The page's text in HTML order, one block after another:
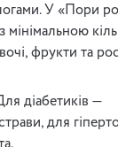
У «Пори
мінімальною
фрукти та
діабетиків —
для